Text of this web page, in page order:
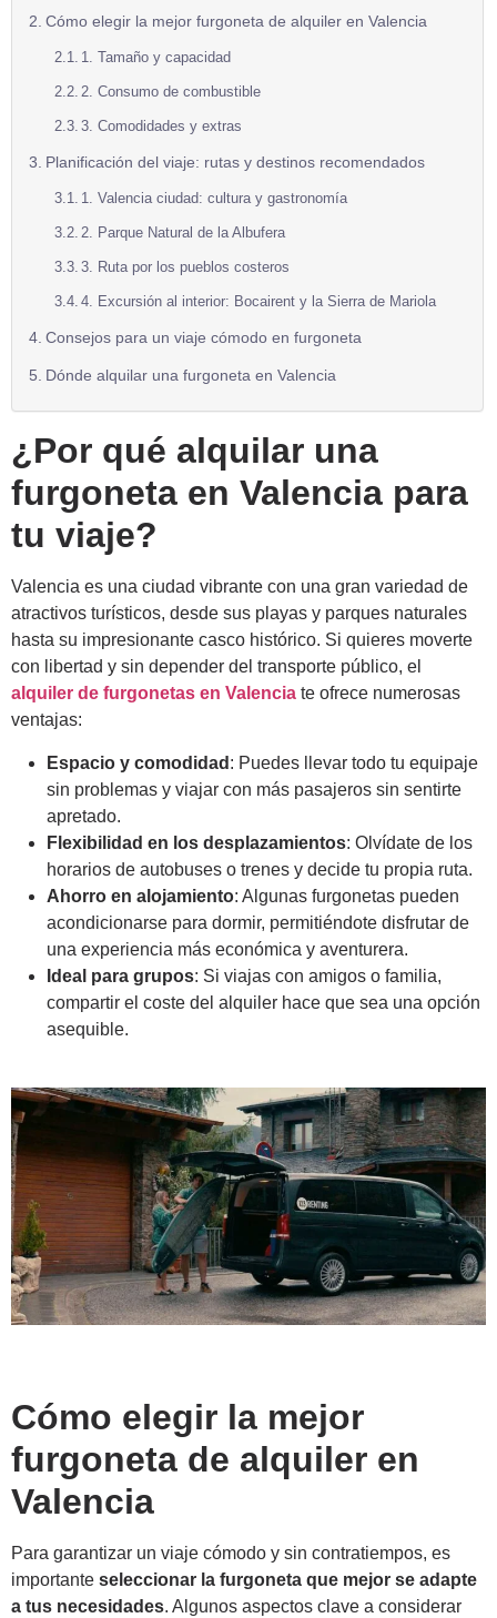
Cómo elegir la mejor furgoneta de alquiler en Valencia
1. Tamaño y capacidad
2. Consumo de combustible
3. Comodidades y extras
Planificación del viaje: rutas y destinos recomendados
1. Valencia ciudad: cultura y gastronomía
2. Parque Natural de la Albufera
3. Ruta por los pueblos costeros
4. Excursión al interior: Bocairent y la Sierra de Mariola
Consejos para un viaje cómodo en furgoneta
Dónde alquilar una furgoneta en Valencia
¿Por qué alquilar una
furgoneta en Valencia para
tu viaje?
Valencia es una ciudad vibrante con una gran variedad de
atractivos turísticos, desde sus playas y parques naturales
hasta su impresionante casco histórico. Si quieres moverte
con libertad y sin depender del transporte público, el
alquiler de furgonetas en Valencia te ofrece numerosas
ventajas:
Espacio y comodidad : Puedes llevar todo tu equipaje
sin problemas y viajar con más pasajeros sin sentirte
apretado.
Flexibilidad en los desplazamientos: Olvídate de los
horarios de autobuses o trenes y decide tu propia ruta.
Ahorro en alojamiento: Algunas furgonetas pueden
acondicionarse para dormir, permitiéndote disfrutar de
una experiencia más económica y aventurera.
Ideal para grupos: Si viajas con amigos o familia,
compartir el coste del alquiler hace que sea una opción
asequible.
Cómo elegir la mejor
furgoneta de alquiler en
Valencia
Para garantizar un viaje cómodo y sin contratiempos, es
importante seleccionar la furgoneta que mejor se adapte
a tus necesidades. Algunos aspectos clave a considerar